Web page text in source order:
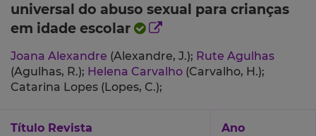
universal do abuso sexual para crianças
em idade escolar
Joana Alexandre (Alexandre, J.); Rute Agulhas
(Agulhas, R.); Helena Carvalho (Carvalho, H.);
Catarina Lopes (Lopes, C.);
Título Revista
Ano